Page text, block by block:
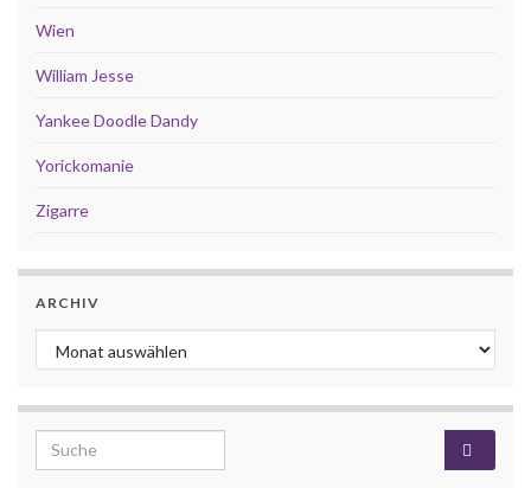
Wien
William Jesse
Yankee Doodle Dandy
Yorickomanie
Zigarre
ARCHIV
Archiv
Search for: